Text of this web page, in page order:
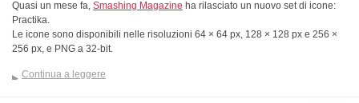
Quasi un mese fa, Smashing Magazine ha rilasciato un nuovo set di icone:
Practika.
Le icone sono disponibili nelle risoluzioni 64 × 64 px, 128 × 128 px e 256 ×
256 px, e PNG a 32-bit.
Continua a leggere